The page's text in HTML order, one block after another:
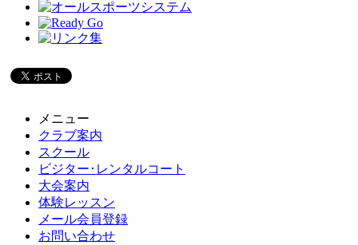
メニュー
クラブ案内
スクール
ビジター･レンタルコート
大会案内
体験レッスン
メール会員登録
お問い合わせ